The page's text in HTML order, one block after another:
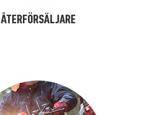
ÅTERFÖRSÄLJARE